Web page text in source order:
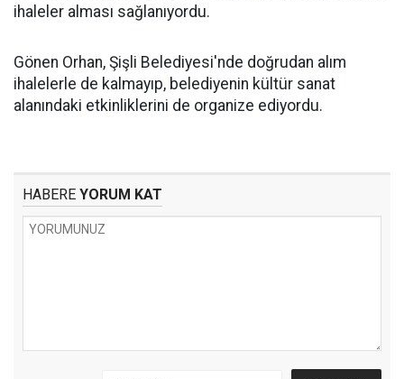
ihaleler alması sağlanıyordu.
Gönen Orhan, Şişli Belediyesi'nde doğrudan alım
ihalelerle de kalmayıp, belediyenin kültür sanat
alanındaki etkinliklerini de organize ediyordu.
HABERE YORUM KAT